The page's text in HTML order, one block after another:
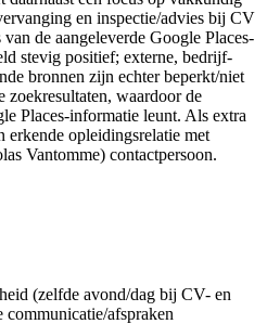
en inspectie/advies bij CV
de aangeleverde Google Places-
stevig positief; externe, bedrijf-
bronnen zijn echter beperkt/niet
zoekresultaten, waardoor de
Places-informatie leunt. Als extra
erkende opleidingsrelatie met
Vantomme) contactpersoon.
(zelfde avond/dag bij CV- en
afspraken